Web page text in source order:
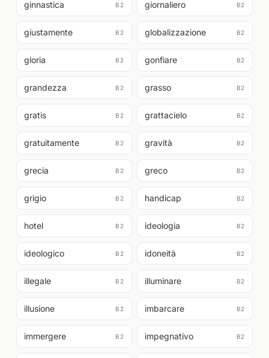
ginnastica B2 giornaliero B2
giustamente B2 globalizzazione B2
gloria B2 gonfiare B2
grandezza B2 grasso B2
gratis B2 grattacielo B2
gratuitamente B2 gravità B2
grecia B2 greco B2
grigio B2 handicap B2
hotel B2 ideologia B2
ideologico B2 idoneità B2
illegale B2 illuminare B2
illusione B2 imbarcare B2
immergere B2 impegnativo B2